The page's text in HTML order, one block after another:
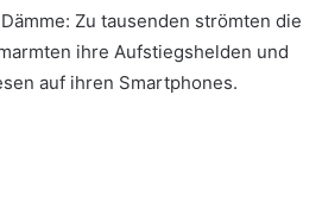
Zu tausenden strömten die
ihre Aufstiegshelden und
auf ihren Smartphones.